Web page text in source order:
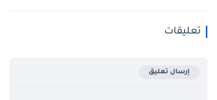
تعليقات
إرسال تعليق